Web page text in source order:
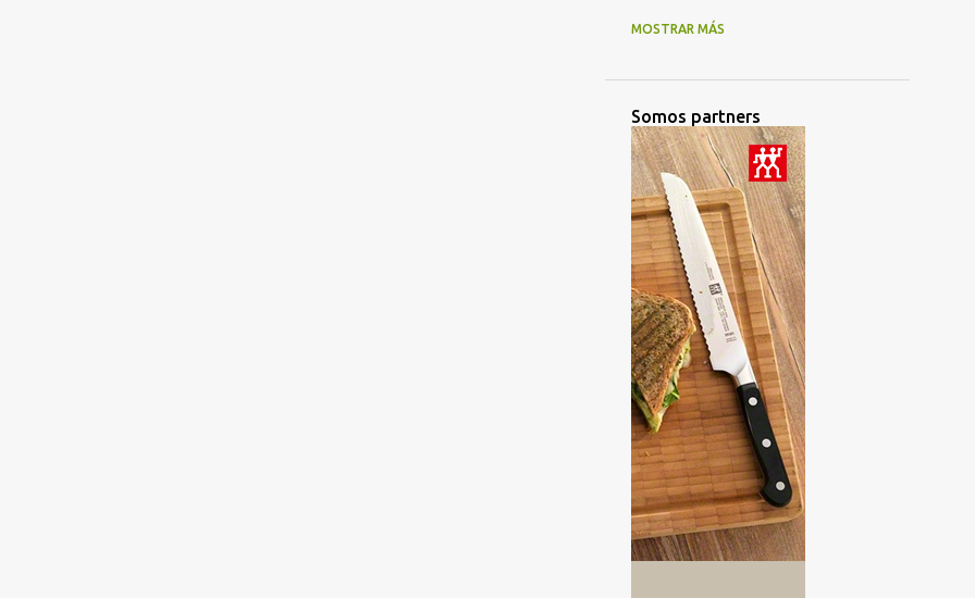
BLANKY 6
BROWNIE 1
BURGUERS 2
CANAPES 2 CARNES
CATA DE ACEITES DE OLIVA
VIRGEN EXTRA
CATA DE AGUA
1
CATA DE CERVEZAS 15
CATA DE CHOCOLATES
CATA DE QUESO
3
CATA DE QUESOS 6
CATA DE RON 3
CATA DE VINOS 193
CATA DE WHISKY 2
MOSTRAR MÁS
Somos partners